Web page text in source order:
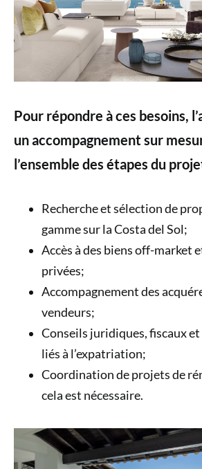
Pour répondre à ces besoins,
un accompagnement sur
l’ensemble des étapes du
Recherche et sélection de
gamme sur la Costa del Sol;
Accès à des biens off-market
privées;
Accompagnement des
vendeurs;
Conseils juridiques, fiscaux
liés à l’expatriation;
Coordination de projets de
cela est nécessaire.